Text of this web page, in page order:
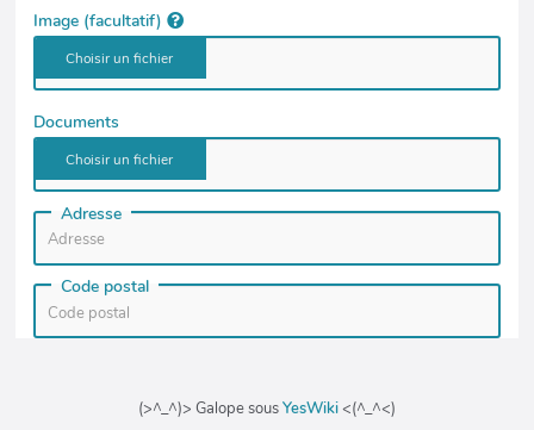
(>^_^)> Galope sousYesWiki<(^_^<)